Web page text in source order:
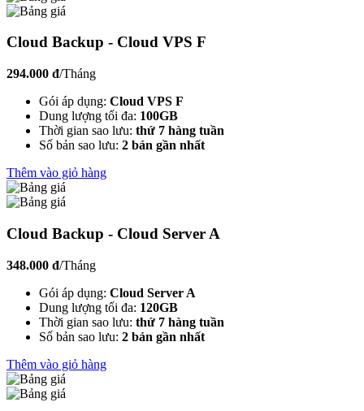
Cloud Backup - Cloud VPS F
294.000 đ/Tháng
Gói áp dụng: Cloud VPS F
Dung lượng tối đa: 100GB
Thời gian sao lưu: thứ 7 hàng tuần
Số bản sao lưu: 2 bản gần nhất
Thêm vào giỏ hàng
Cloud Backup - Cloud Server A
348.000 đ/Tháng
Gói áp dụng: Cloud Server A
Dung lượng tối đa: 120GB
Thời gian sao lưu: thứ 7 hàng tuần
Số bản sao lưu: 2 bản gần nhất
Thêm vào giỏ hàng